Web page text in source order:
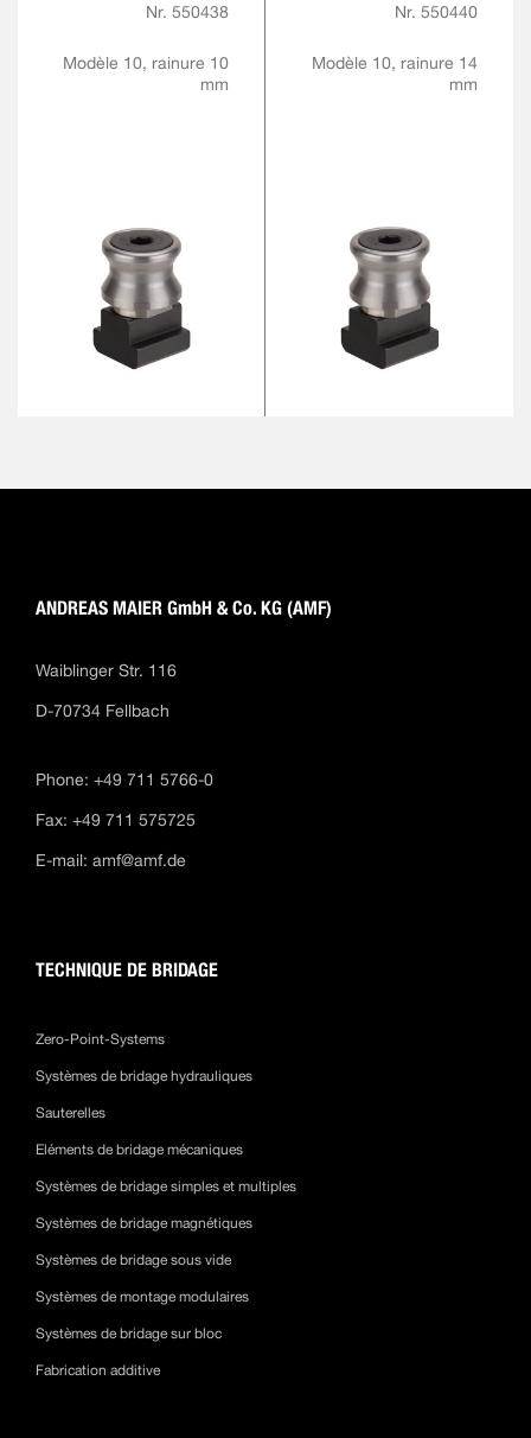
Nr. 550438
Modèle 10, rainure 10
mm
Nr. 550440
Modèle 10, rainure 14
mm
ANDREAS MAIER GmbH & Co. KG (AMF)
Waiblinger Str. 116
D-70734 Fellbach
Phone: +49 711 5766-0
Fax: +49 711 575725
E-mail: amf@amf.de
TECHNIQUE DE BRIDAGE
Zero-Point-Systems
Systèmes de bridage hydrauliques
Sauterelles
Eléments de bridage mécaniques
Systèmes de bridage simples et multiples
Systèmes de bridage magnétiques
Systèmes de bridage sous vide
Systèmes de montage modulaires
Systèmes de bridage sur bloc
Fabrication additive